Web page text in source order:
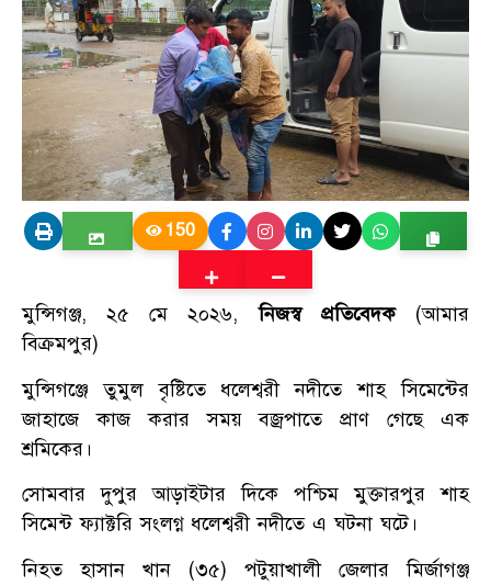
150
মুন্সিগঞ্জ, ২৫ মে ২০২৬,নিজস্ব প্রতিবেদক(আমার
বিক্রমপুর)
মুন্সিগঞ্জে তুমুল বৃষ্টিতে ধলেশ্বরী নদীতে শাহ সিমেন্টের
জাহাজে কাজ করার সময় বজ্রপাতে প্রাণ গেছে এক
শ্রমিকের।
সোমবার দুপুর আড়াইটার দিকে পশ্চিম মুক্তারপুর শাহ
সিমেন্ট ফ্যাক্টরি সংলগ্ন ধলেশ্বরী নদীতে এ ঘটনা ঘটে।
নিহত হাসান খান (৩৫) পটুয়াখালী জেলার মির্জাগঞ্জ